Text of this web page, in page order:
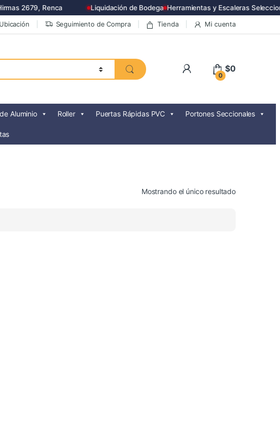
2679, Renca Liquidación de Bodega Herramientas y Escaleras
Ubicación Seguimiento de Compra Tienda Mi cuenta
0
$0
Aluminio Roller Puertas Rápidas PVC Portones Seccionales
Mostrando el único resultado